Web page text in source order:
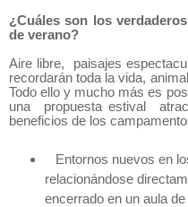
¿Cuáles son los
de verano?
Aire libre, paisajes
recordarán toda la vida,
Todo ello y mucho más es
una propuesta estival
beneficios de los
Entornos nuevos en
relacionándose
encerrado en un aula